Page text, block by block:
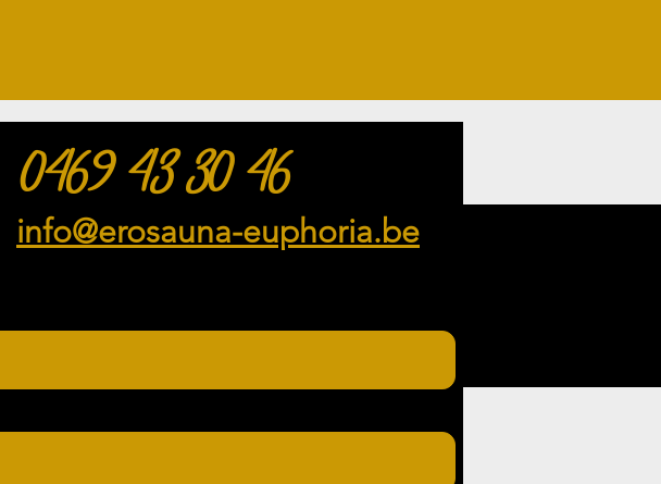
0469 43 30 46
info@erosauna-euphoria.be